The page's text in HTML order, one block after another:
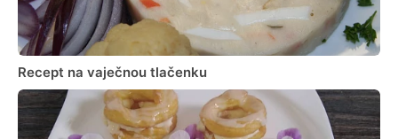
Recept na vaječnou tlačenku